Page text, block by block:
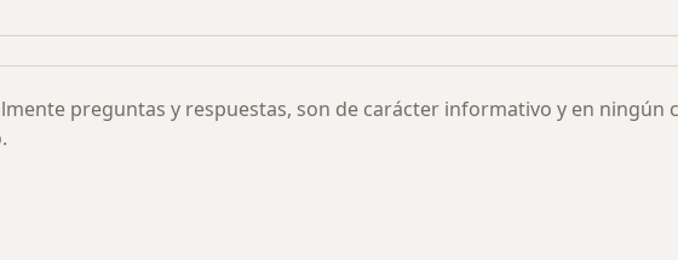
preguntas y respuestas, son de carácter informativo y en ningún